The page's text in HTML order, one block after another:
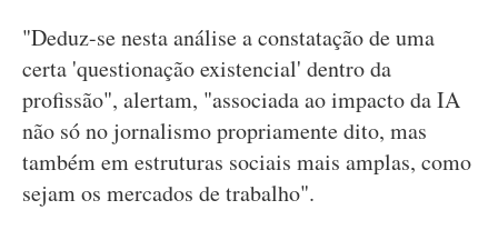
"Deduz-se nesta análise a constatação de uma
certa 'questionação existencial' dentro da
profissão", alertam, "associada ao impacto da IA
não só no jornalismo propriamente dito, mas
também em estruturas sociais mais amplas, como
sejam os mercados de trabalho".